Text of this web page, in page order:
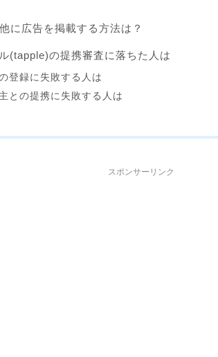
に広告を掲載する方法は？
(tapple)の提携審査に落ちた人は
登録に失敗する人は
との提携に失敗する人は
スポンサーリンク